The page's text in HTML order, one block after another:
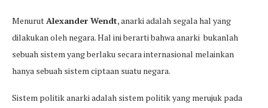
MenurutAlexander Wendt, anarki adalah segala hal yang
dilakukan oleh negara. Hal ini berarti bahwa anarki bukanlah
sebuah sistem yang berlaku secara internasional melainkan
hanya sebuah sistem ciptaan suatu negara.
Sistem politik anarki adalah sistem politik yang merujuk pada